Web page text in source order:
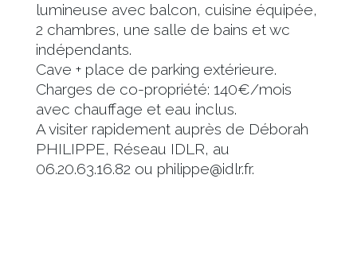
lumineuse avec balcon, cuisine équipée,
2 chambres, une salle de bains et wc
indépendants.
Cave + place de parking extérieure.
Charges de co-propriété: 140€/mois
avec chauffage et eau inclus.
A visiter rapidement auprès de Déborah
PHILIPPE, Réseau IDLR, au
06.20.63.16.82 ou philippe@idlr.fr.